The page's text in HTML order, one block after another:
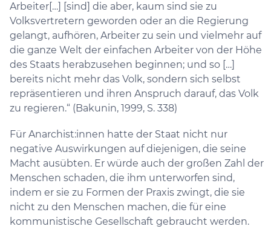
Arbeiter[…] [sind] die aber, kaum sind sie zu
Volksvertretern geworden oder an die Regierung
gelangt, aufhören, Arbeiter zu sein und vielmehr auf
die ganze Welt der einfachen Arbeiter von der Höhe
des Staats herabzusehen beginnen; und so […]
bereits nicht mehr das Volk, sondern sich selbst
repräsentieren und ihren Anspruch darauf, das Volk
zu regieren.“ (Bakunin, 1999, S. 338)
Für Anarchist:innen hatte der Staat nicht nur
negative Auswirkungen auf diejenigen, die seine
Macht ausübten. Er würde auch der großen Zahl der
Menschen schaden, die ihm unterworfen sind,
indem er sie zu Formen der Praxis zwingt, die sie
nicht zu den Menschen machen, die für eine
kommunistische Gesellschaft gebraucht werden.